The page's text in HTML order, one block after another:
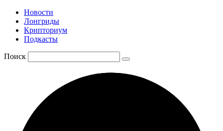
Новости
Лонгриды
Крипториум
Подкасты
Поиск